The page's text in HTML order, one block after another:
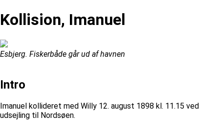
Kollision, Imanuel
Esbjerg. Fiskerbåde går ud af havnen
Intro
Imanuel kollideret med Willy 12. august 1898 kl. 11.15 ved
udsejling til Nordsøen.